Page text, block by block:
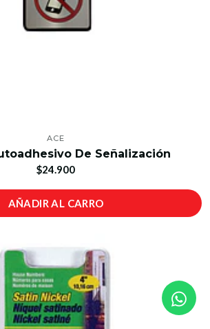
ACE
De Señalización
$24.900
AÑADIR AL CARRO